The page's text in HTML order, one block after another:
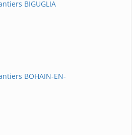
BIGUGLIA
BOHAIN-EN-